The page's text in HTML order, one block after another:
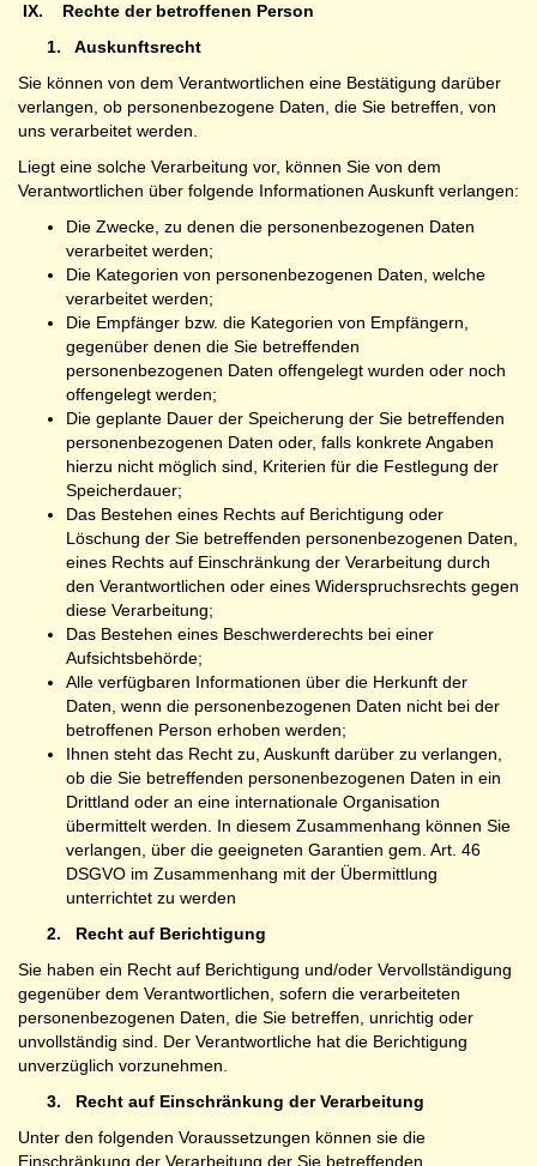
IX. Rechte der betroffenen Person
1. Auskunftsrecht
Sie können von dem Verantwortlichen eine Bestätigung darüber
verlangen, ob personenbezogene Daten, die Sie betreffen, von
uns verarbeitet werden.
Liegt eine solche Verarbeitung vor, können Sie von dem
Verantwortlichen über folgende Informationen Auskunft verlangen:
Die Zwecke, zu denen die personenbezogenen Daten
verarbeitet werden;
Die Kategorien von personenbezogenen Daten, welche
verarbeitet werden;
Die Empfänger bzw. die Kategorien von Empfängern,
gegenüber denen die Sie betreffenden
personenbezogenen Daten offengelegt wurden oder noch
offengelegt werden;
Die geplante Dauer der Speicherung der Sie betreffenden
personenbezogenen Daten oder, falls konkrete Angaben
hierzu nicht möglich sind, Kriterien für die Festlegung der
Speicherdauer;
Das Bestehen eines Rechts auf Berichtigung oder
Löschung der Sie betreffenden personenbezogenen Daten,
eines Rechts auf Einschränkung der Verarbeitung durch
den Verantwortlichen oder eines Widerspruchsrechts gegen
diese Verarbeitung;
Das Bestehen eines Beschwerderechts bei einer
Aufsichtsbehörde;
Alle verfügbaren Informationen über die Herkunft der
Daten, wenn die personenbezogenen Daten nicht bei der
betroffenen Person erhoben werden;
Ihnen steht das Recht zu, Auskunft darüber zu verlangen,
ob die Sie betreffenden personenbezogenen Daten in ein
Drittland oder an eine internationale Organisation
übermittelt werden. In diesem Zusammenhang können Sie
verlangen, über die geeigneten Garantien gem. Art. 46
DSGVO im Zusammenhang mit der Übermittlung
unterrichtet zu werden
2. Recht auf Berichtigung
Sie haben ein Recht auf Berichtigung und/oder Vervollständigung
gegenüber dem Verantwortlichen, sofern die verarbeiteten
personenbezogenen Daten, die Sie betreffen, unrichtig oder
unvollständig sind. Der Verantwortliche hat die Berichtigung
unverzüglich vorzunehmen.
3. Recht auf Einschränkung der Verarbeitung
Unter den folgenden Voraussetzungen können sie die
Einschränkung der Verarbeitung der Sie betreffenden